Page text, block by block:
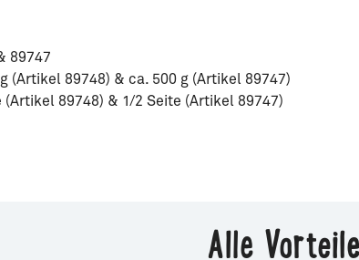
89747
(Artikel 89748) & ca. 500 g (Artikel 89747)
89748) & 1/2 Seite (Artikel 89747)
Alle